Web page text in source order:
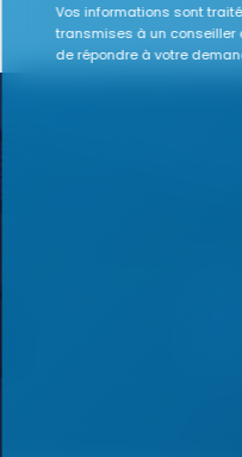
Vos informations sont
transmises à un
de répondre à votre